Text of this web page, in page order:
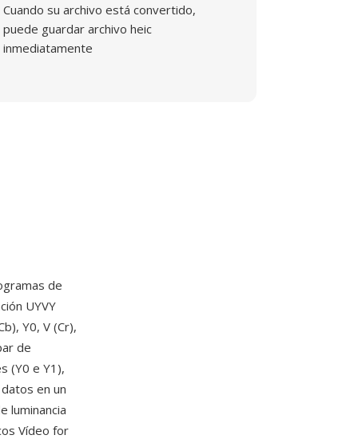
Cuando su archivo está convertido,
puede guardar archivo heic
inmediatamente
de
UYVY
Y0, V (Cr),
de
(Y0 e Y1),
en un
luminancia
Vídeo for